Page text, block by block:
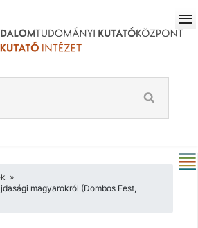
magyarokról (Dombos Fest,